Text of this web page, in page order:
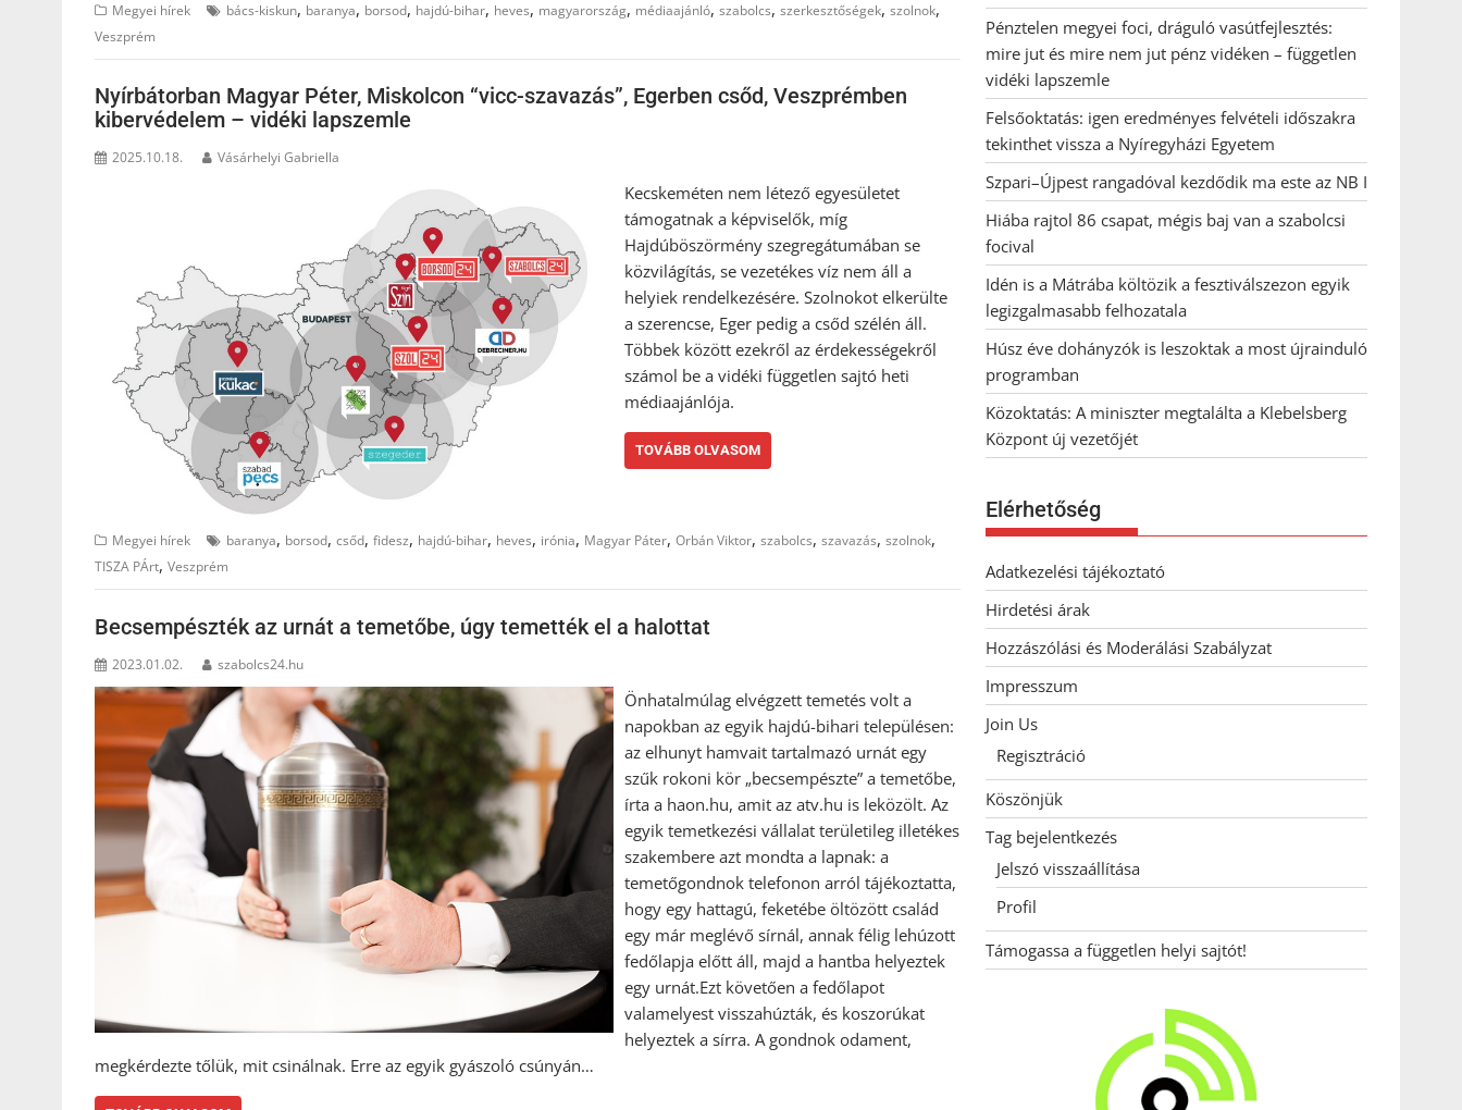
Megyei hírek bács-kiskun, baranya, borsod, hajdú-bihar, heves, magyarország, médiaajánló, szabolcs, szerkesztőségek, szolnok,
Veszprém
Nyírbátorban Magyar Péter, Miskolcon “vicc-szavazás”, Egerben csőd, Veszprémben
kibervédelem – vidéki lapszemle
2025.10.18. Vásárhelyi Gabriella
Kecskeméten nem létező egyesületet
támogatnak a képviselők, míg
Hajdúböszörmény szegregátumában se
közvilágítás, se vezetékes víz nem áll a
helyiek rendelkezésére. Szolnokot elkerülte
a szerencse, Eger pedig a csőd szélén áll.
Többek között ezekről az érdekességekről
számol be a vidéki független sajtó heti
médiaajánlója.
TOVÁBB OLVASOM
Megyei hírek baranya, borsod, csőd, fidesz, hajdú-bihar, heves, irónia, Magyar Páter, Orbán Viktor, szabolcs, szavazás, szolnok,
TISZA PÁrt, Veszprém
Becsempészték az urnát a temetőbe, úgy temették el a halottat
2023.01.02. szabolcs24.hu
Önhatalmúlag elvégzett temetés volt a
napokban az egyik hajdú-bihari településen:
az elhunyt hamvait tartalmazó urnát egy
szűk rokoni kör „becsempészte” a temetőbe,
írta a haon.hu, amit az atv.hu is leközölt. Az
egyik temetkezési vállalat területileg illetékes
szakembere azt mondta a lapnak: a
temetőgondnok telefonon arról tájékoztatta,
hogy egy hattagú, feketébe öltözött család
egy már meglévő sírnál, annak félig lehúzott
fedőlapja előtt áll, majd a hantba helyeztek
egy urnát.Ezt követően a fedőlapot
valamelyest visszahúzták, és koszorúkat
helyeztek a sírra. A gondnok odament,
megkérdezte tőlük, mit csinálnak. Erre az egyik gyászoló csúnyán…
Pénztelen megyei foci, dráguló vasútfejlesztés:
mire jut és mire nem jut pénz vidéken – független
vidéki lapszemle
Felsőoktatás: igen eredményes felvételi időszakra
tekinthet vissza a Nyíregyházi Egyetem
Szpari–Újpest rangadóval kezdődik ma este az NB I
Hiába rajtol 86 csapat, mégis baj van a szabolcsi
focival
Idén is a Mátrába költözik a fesztiválszezon egyik
legizgalmasabb felhozatala
Húsz éve dohányzók is leszoktak a most újrainduló
programban
Közoktatás: A miniszter megtalálta a Klebelsberg
Központ új vezetőjét
Elérhetőség
Adatkezelési tájékoztató
Hirdetési árak
Hozzászólási és Moderálási Szabályzat
Impresszum
Join Us
Regisztráció
Köszönjük
Tag bejelentkezés
Jelszó visszaállítása
Profil
Támogassa a független helyi sajtót!